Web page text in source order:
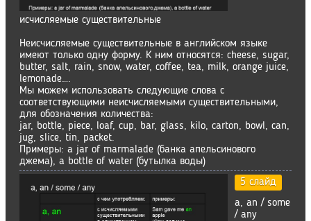
исчисляемые существительные
Неисчисляемые существительные в английском языке
имеют только одну форму. К ним относятся: cheese, sugar,
butter, salt, rain, snow, water, coffee, tea, milk, orange juice,
lemonade….
Мы можем использовать следующие слова с
соответствующими неисчисляемыми существительными,
для обозначения количества:
jar, bottle, piece, loaf, cup, bar, glass, kilo, carton, bowl, can,
jug, slice, tin, packet.
Примеры: a jar of marmalade (банка апельсинового
джема), a bottle of water (бутылка воды)
5 слайд
a, an / some
/ any